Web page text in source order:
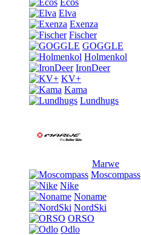
Ecos
Elva
Exenza
Fischer
GOGGLE
Holmenkol
IronDeer
KV+
Kama
Lundhugs
Marwe
Moscompass
Nike
Noname
NordSki
ORSO
Odlo